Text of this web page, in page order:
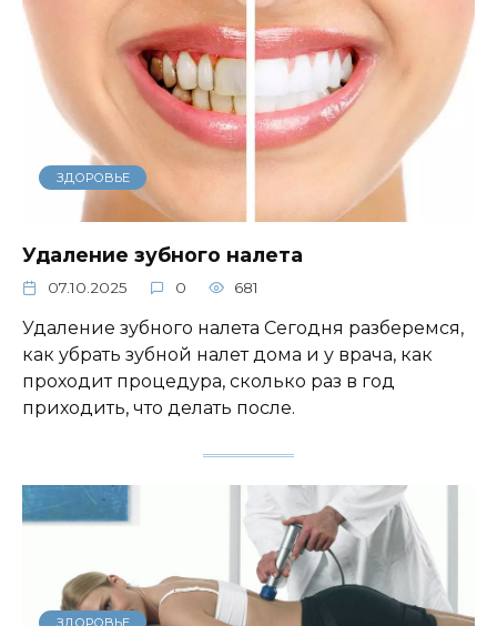
ЗДОРОВЬЕ
Удаление зубного налета
07.10.2025 0 681
Удаление зубного налета Сегодня разберемся,
как убрать зубной налет дома и у врача, как
проходит процедура, сколько раз в год
приходить, что делать после.